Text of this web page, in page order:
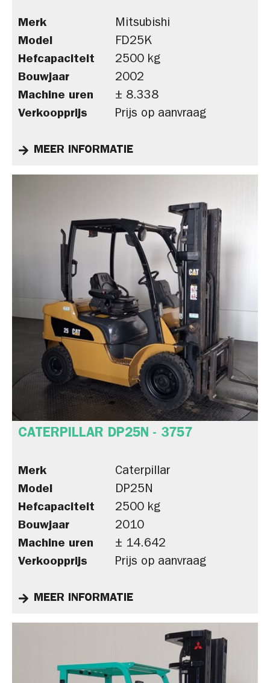
Merk
Mitsubishi
Model
FD25K
Hefcapaciteit
2500 kg
Bouwjaar
2002
Machine uren
± 8.338
Verkoopprijs
Prijs op aanvraag
MEER INFORMATIE
CATERPILLAR DP25N - 3757
Merk
Caterpillar
Model
DP25N
Hefcapaciteit
2500 kg
Bouwjaar
2010
Machine uren
± 14.642
Verkoopprijs
Prijs op aanvraag
MEER INFORMATIE